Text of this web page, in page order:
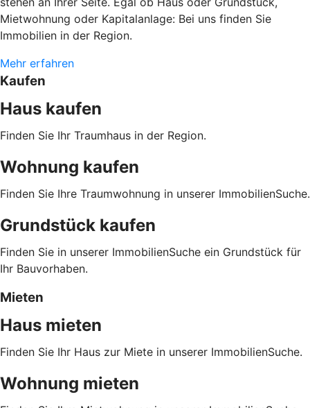
Mietwohnung oder Kapitalanlage: Bei uns finden Sie
Immobilien in der Region.
Mehr erfahren
Kaufen
Haus kaufen
Finden Sie Ihr Traumhaus in der Region.
Wohnung kaufen
Finden Sie Ihre Traumwohnung in unserer ImmobilienSuche.
Grundstück kaufen
Finden Sie in unserer ImmobilienSuche ein Grundstück für
Ihr Bauvorhaben.
Mieten
Haus mieten
Finden Sie Ihr Haus zur Miete in unserer ImmobilienSuche.
Wohnung mieten